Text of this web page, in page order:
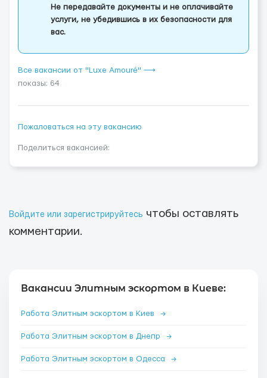
Не передавайте документы и не оплачивайте
услуги, не убедившись в их безопасности для
вас.
Все вакансии от "Luxe Amouré" ⟶
показы: 64
Пожаловаться на эту вакансию
Поделиться вакансией:
Войдите или зарегистрируйтесь чтобы оставлять
комментарии.
Вакансии Элитным эскортом в Киеве:
Работа Элитным эскортом в Киев →
Работа Элитным эскортом в Днепр →
Работа Элитным эскортом в Одесса →